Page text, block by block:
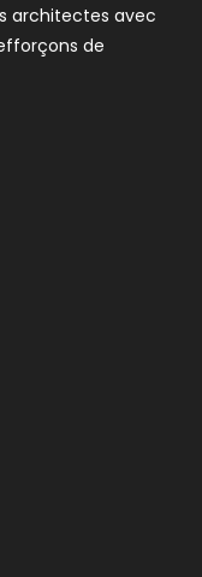
architectes avec
de